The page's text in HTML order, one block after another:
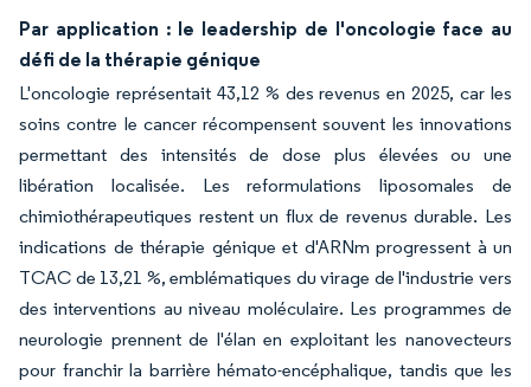
Par application : le leadership de l'oncologie face au
défi de la thérapie génique
L'oncologie représentait 43,12 % des revenus en 2025, car les
soins contre le cancer récompensent souvent les innovations
permettant des intensités de dose plus élevées ou une
libération localisée. Les reformulations liposomales de
chimiothérapeutiques restent un flux de revenus durable. Les
indications de thérapie génique et d'ARNm progressent à un
TCAC de 13,21 %, emblématiques du virage de l'industrie vers
des interventions au niveau moléculaire. Les programmes de
neurologie prennent de l'élan en exploitant les nanovecteurs
pour franchir la barrière hémato-encéphalique, tandis que les